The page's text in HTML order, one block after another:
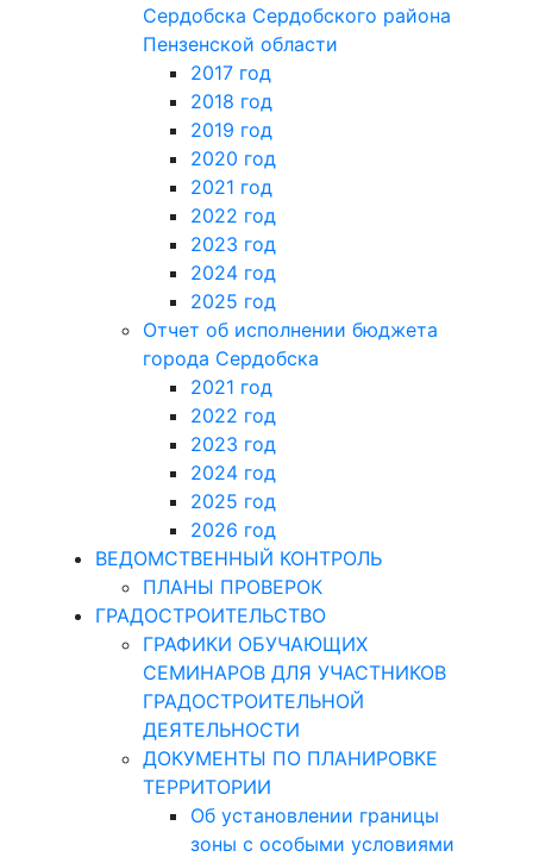
Сердобска Сердобского района
Пензенской области
2017 год
2018 год
2019 год
2020 год
2021 год
2022 год
2023 год
2024 год
2025 год
Отчет об исполнении бюджета
города Сердобска
2021 год
2022 год
2023 год
2024 год
2025 год
2026 год
ВЕДОМСТВЕННЫЙ КОНТРОЛЬ
ПЛАНЫ ПРОВЕРОК
ГРАДОСТРОИТЕЛЬСТВО
ГРАФИКИ ОБУЧАЮЩИХ
СЕМИНАРОВ ДЛЯ УЧАСТНИКОВ
ГРАДОСТРОИТЕЛЬНОЙ
ДЕЯТЕЛЬНОСТИ
ДОКУМЕНТЫ ПО ПЛАНИРОВКЕ
ТЕРРИТОРИИ
Об установлении границы
зоны с особыми условиями